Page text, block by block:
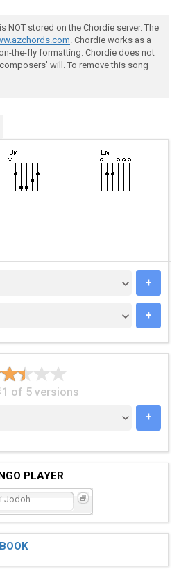
NOT stored on the Chordie server. The
. Chordie works as a
the-fly formatting. Chordie does not
will. To remove this song
+
+
of 5 versions
+
PLAYER
Jodoh